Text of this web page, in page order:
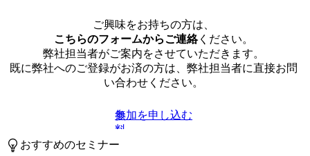
ご興味をお持ちの方は、
こちらのフォームからご連絡ください。
弊社担当者がご案内をさせていただきます。
既に弊社へのご登録がお済の方は、弊社担当者に直接お問
い合わせください。
無
料
参加を申し込む
おすすめのセミナー